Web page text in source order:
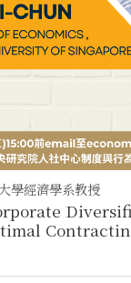
學經濟學系教授